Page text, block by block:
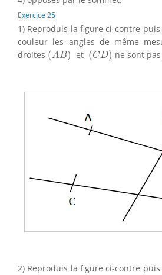
Exercice 25
1) Reproduis la figure ci-contre
couleur les angles de même
droites (AB)
(AB) et (CD)
(CD) ne sont
2) Reproduis la figure ci-contre